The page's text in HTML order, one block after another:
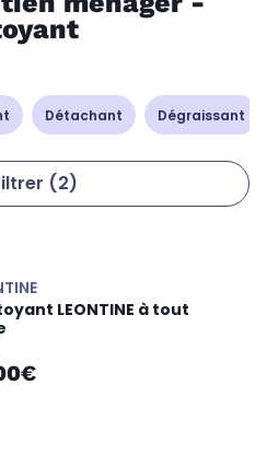
Détachant Dégraissant
(2)
LEONTINE à tout